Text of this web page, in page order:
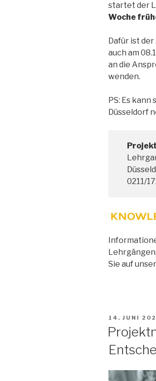
startet der
Woche
Dafür ist
auch am
an die
wenden.
PS: Es kann
Düsseldorf
0211/
Sie auf
14. JUNI